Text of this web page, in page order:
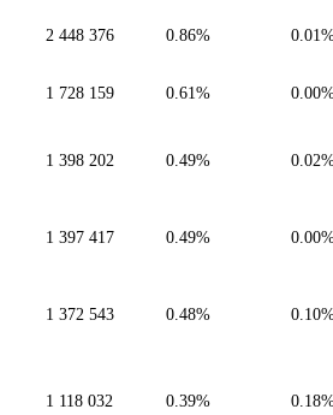
2 448 376 0.86%
1 728 159 0.61%
1 398 202 0.49%
1 397 417 0.49%
1 372 543 0.48%
1 118 032 0.39%